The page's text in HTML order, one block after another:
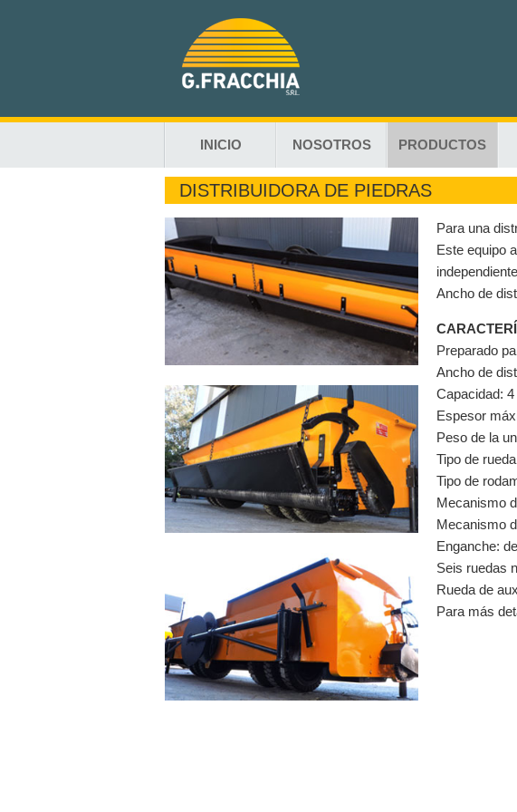
INICIO NOSOTROS PRODUCTOS
DISTRIBUIDORA DE PIEDRAS
Para una
Este equipo
Ancho de
Preparado
Ancho de
Capacidad: 4
Espesor
Peso de la
Tipo de
Tipo de
Mecanismo
Mecanismo
Enganche:
Seis ruedas
Rueda de
Para más